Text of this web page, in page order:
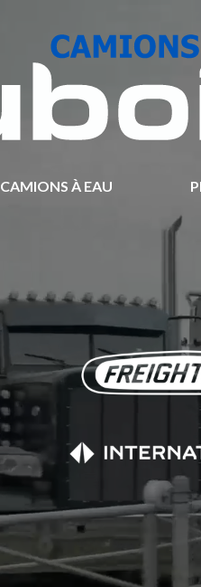
CAMIONS À EAU